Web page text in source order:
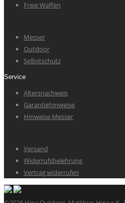
Freie Waffen
Messer
Outdoor
Selbstschutz
Service
Altersnachweis
Garantiehinweise
Hinweise Messer
Versand
Widerrufsbelehrung
Vertrag widerrufen